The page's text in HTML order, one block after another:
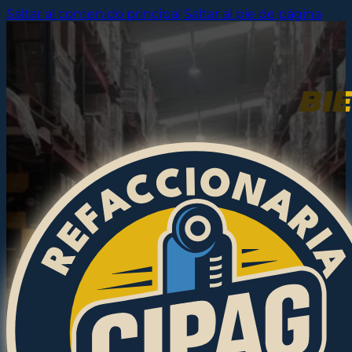
Saltar al contenido principal Saltar al pie de página